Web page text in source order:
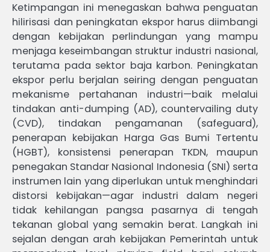
Ketimpangan ini menegaskan bahwa penguatan
hilirisasi dan peningkatan ekspor harus diimbangi
dengan kebijakan perlindungan yang mampu
menjaga keseimbangan struktur industri nasional,
terutama pada sektor baja karbon. Peningkatan
ekspor perlu berjalan seiring dengan penguatan
mekanisme pertahanan industri—baik melalui
tindakan anti-dumping (AD), countervailing duty
(CVD), tindakan pengamanan (safeguard),
penerapan kebijakan Harga Gas Bumi Tertentu
(HGBT), konsistensi penerapan TKDN, maupun
penegakan Standar Nasional Indonesia (SNI) serta
instrumen lain yang diperlukan untuk menghindari
distorsi kebijakan—agar industri dalam negeri
tidak kehilangan pangsa pasarnya di tengah
tekanan global yang semakin berat. Langkah ini
sejalan dengan arah kebijakan Pemerintah untuk